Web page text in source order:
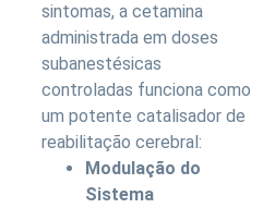
sintomas, a cetamina
administrada em doses
subanestésicas
controladas funciona como
um potente catalisador de
reabilitação cerebral:
Modulação do
Sistema